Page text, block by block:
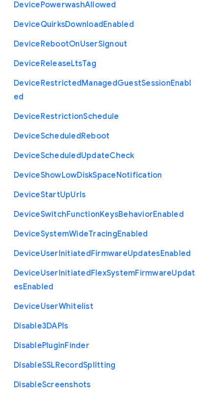
DevicePowerwashAllowed
DeviceQuirksDownloadEnabled
DeviceRebootOnUserSignout
DeviceReleaseLtsTag
DeviceRestrictedManagedGuestSessionEnabl
ed
DeviceRestrictionSchedule
DeviceScheduledReboot
DeviceScheduledUpdateCheck
DeviceShowLowDiskSpaceNotification
DeviceStartUpUrls
DeviceSwitchFunctionKeysBehaviorEnabled
DeviceSystemWideTracingEnabled
DeviceUserInitiatedFirmwareUpdatesEnabled
DeviceUserInitiatedFlexSystemFirmwareUpdat
esEnabled
DeviceUserWhitelist
Disable3DAPIs
DisablePluginFinder
DisableSSLRecordSplitting
DisableScreenshots